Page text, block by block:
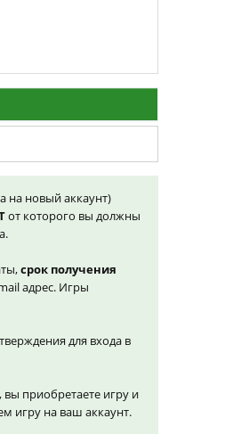
на новый аккаунт)
от которого вы должны
срок получения
адрес. Игры
для входа в
вы приобретаете игру и
игру на ваш аккаунт.